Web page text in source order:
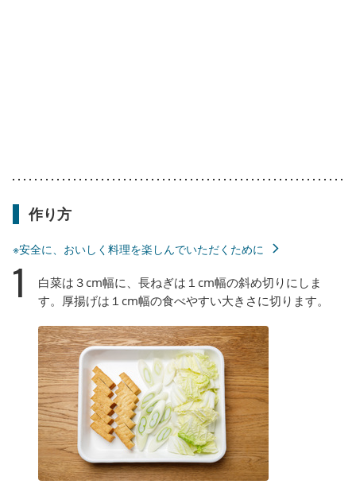
作り方
※安全に、おいしく料理を楽しんでいただくために
1
白菜は３cm幅に、長ねぎは１cm幅の斜め切りにしま
す。厚揚げは１cm幅の食べやすい大きさに切ります。